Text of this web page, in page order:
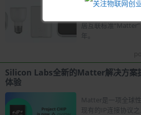
苹果、谷歌、亚马
准联盟」（CSA）
居互联标准
年。
Silicon Labs全新的Matter解决方案
体验
Matter是一项全球
现有的IP连接协议